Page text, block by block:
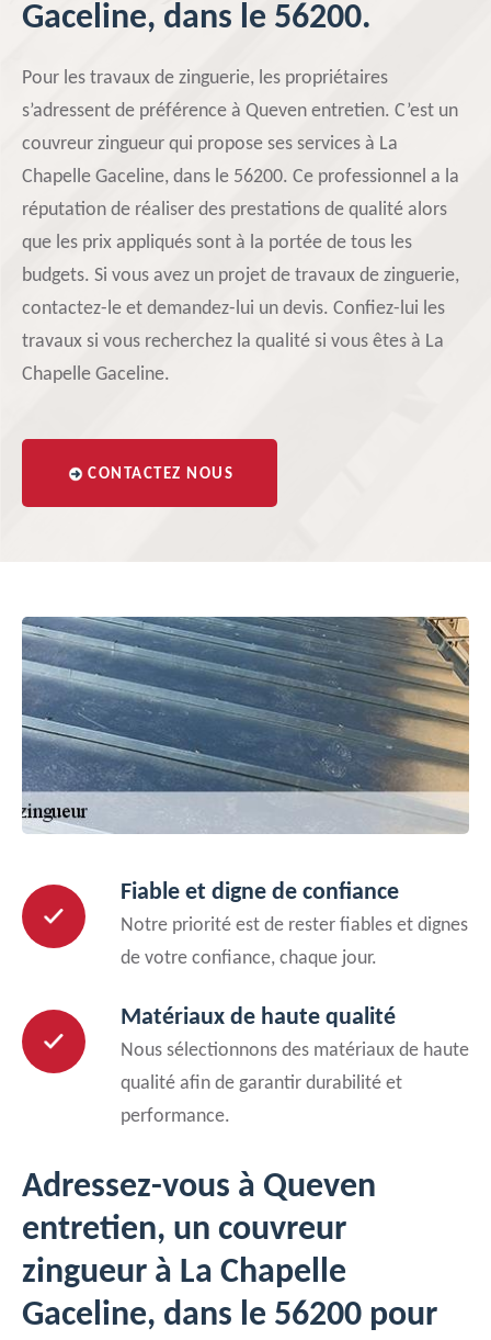
Gaceline, dans le 56200.
Pour les travaux de zinguerie, les propriétaires
s’adressent de préférence à Queven entretien. C’est un
couvreur zingueur qui propose ses services à La
Chapelle Gaceline, dans le 56200. Ce professionnel a la
réputation de réaliser des prestations de qualité alors
que les prix appliqués sont à la portée de tous les
budgets. Si vous avez un projet de travaux de zinguerie,
contactez-le et demandez-lui un devis. Confiez-lui les
travaux si vous recherchez la qualité si vous êtes à La
Chapelle Gaceline.
CONTACTEZ NOUS
Fiable et digne de confiance
Notre priorité est de rester fiables et dignes
de votre confiance, chaque jour.
Matériaux de haute qualité
Nous sélectionnons des matériaux de haute
qualité afin de garantir durabilité et
performance.
Adressez-vous à Queven
entretien, un couvreur
zingueur à La Chapelle
Gaceline, dans le 56200 pour